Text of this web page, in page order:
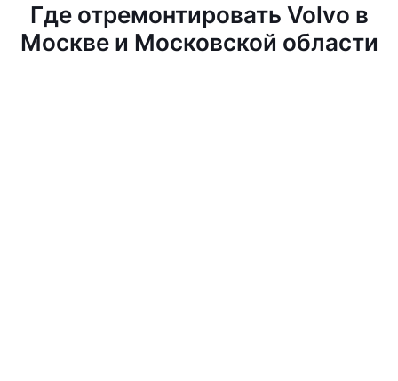
Где отремонтировать Volvo в
Москве и Московской области